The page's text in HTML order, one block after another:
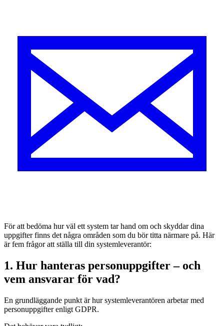
För att bedöma hur väl ett system tar hand om och skyddar dina
uppgifter finns det några områden som du bör titta närmare på. Här
är fem frågor att ställa till din systemleverantör:
1. Hur hanteras personuppgifter – och
vem ansvarar för vad?
En grundläggande punkt är hur systemleverantören arbetar med
personuppgifter enligt GDPR.